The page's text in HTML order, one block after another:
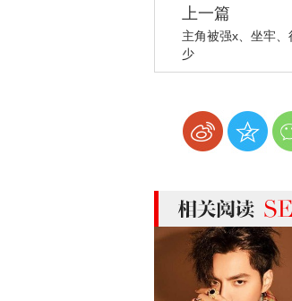
上一篇
主角被强x、坐牢
少